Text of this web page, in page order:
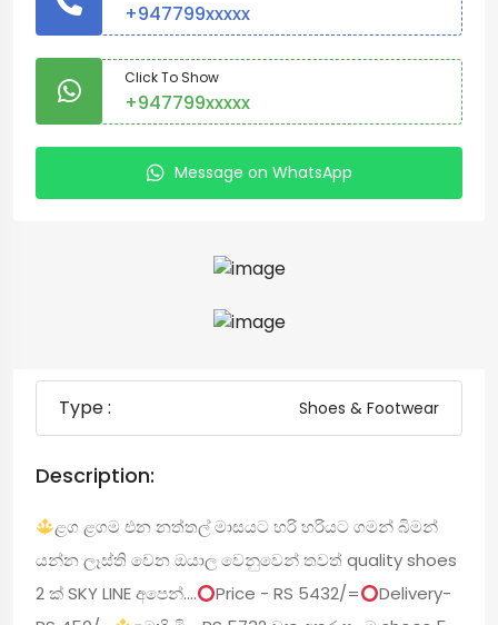
+947799xxxxx
Click To Show
+947799xxxxx
Message on WhatsApp
Type : Shoes & Footwear
Description:
ළග ළගම එන නත්තල් මාසයට හරි හරියට ගමන් බිමන්
යන්න ලෑස්ති වෙන ඔයාල වෙනුවෙන් තවත් quality shoes
2 ක්‌ SKY LINE අපෙන්....
Price - RS 5432/=
Delivery-